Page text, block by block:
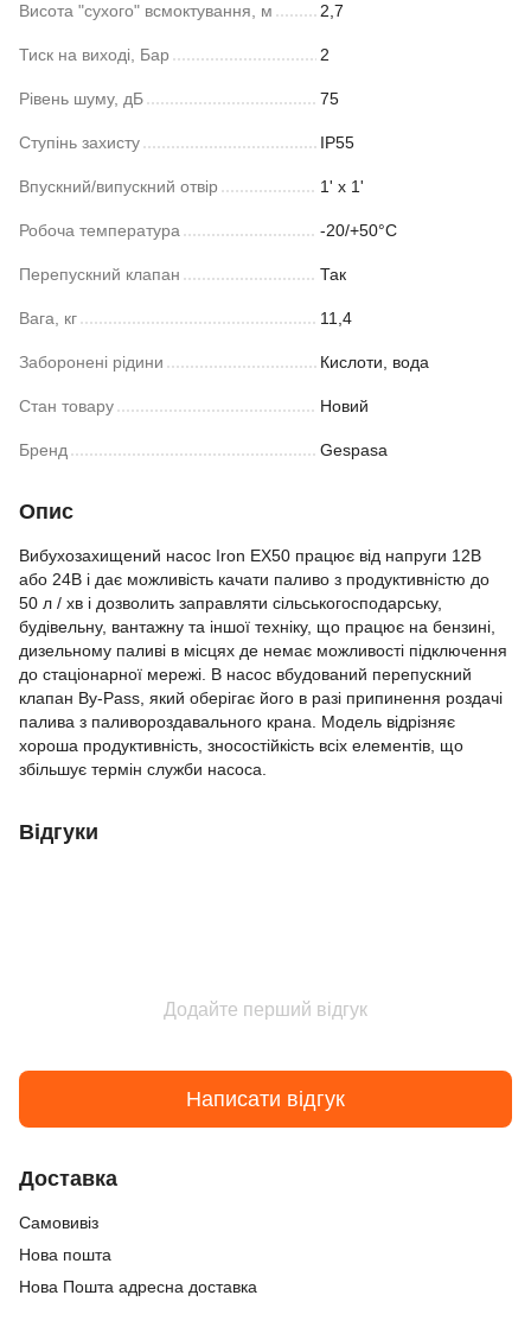
Висота "сухого" всмоктування, м 2,7
Тиск на виході, Бар 2
Рівень шуму, дБ 75
Ступінь захисту IP55
Впускний/випускний отвір 1' x 1'
Робоча температура -20/+50°С
Перепускний клапан Так
Вага, кг 11,4
Заборонені рідини Кислоти, вода
Стан товару Новий
Бренд Gespasa
Опис
Вибухозахищений насос Iron EX50 працює від напруги 12В
або 24В і дає можливість качати паливо з продуктивністю до
50 л / хв і дозволить заправляти сільськогосподарську,
будівельну, вантажну та іншої техніку, що працює на бензині,
дизельному паливі в місцях де немає можливості підключення
до стаціонарної мережі. В насос вбудований перепускний
клапан By-Pass, який оберігає його в разі припинення роздачі
палива з паливороздавального крана. Модель відрізняє
хороша продуктивність, зносостійкість всіх елементів, що
збільшує термін служби насоса.
Відгуки
Додайте перший відгук
Написати відгук
Доставка
Самовивіз
Нова пошта
Нова Пошта адресна доставка